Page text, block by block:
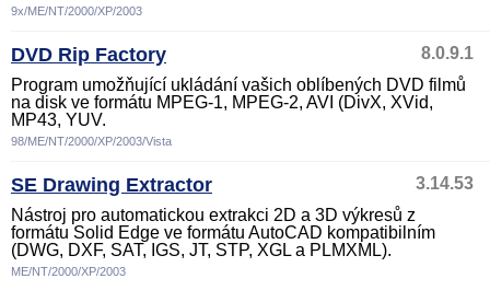
9x/ME/NT/2000/XP/2003
DVD Rip Factory
8.0.9.1
Program umožňující ukládání vašich oblíbených DVD filmů
na disk ve formátu MPEG-1, MPEG-2, AVI (DivX, XVid,
MP43, YUV.
98/ME/NT/2000/XP/2003/Vista
SE Drawing Extractor
3.14.53
Nástroj pro automatickou extrakci 2D a 3D výkresů z
formátu Solid Edge ve formátu AutoCAD kompatibilním
(DWG, DXF, SAT, IGS, JT, STP, XGL a PLMXML).
ME/NT/2000/XP/2003